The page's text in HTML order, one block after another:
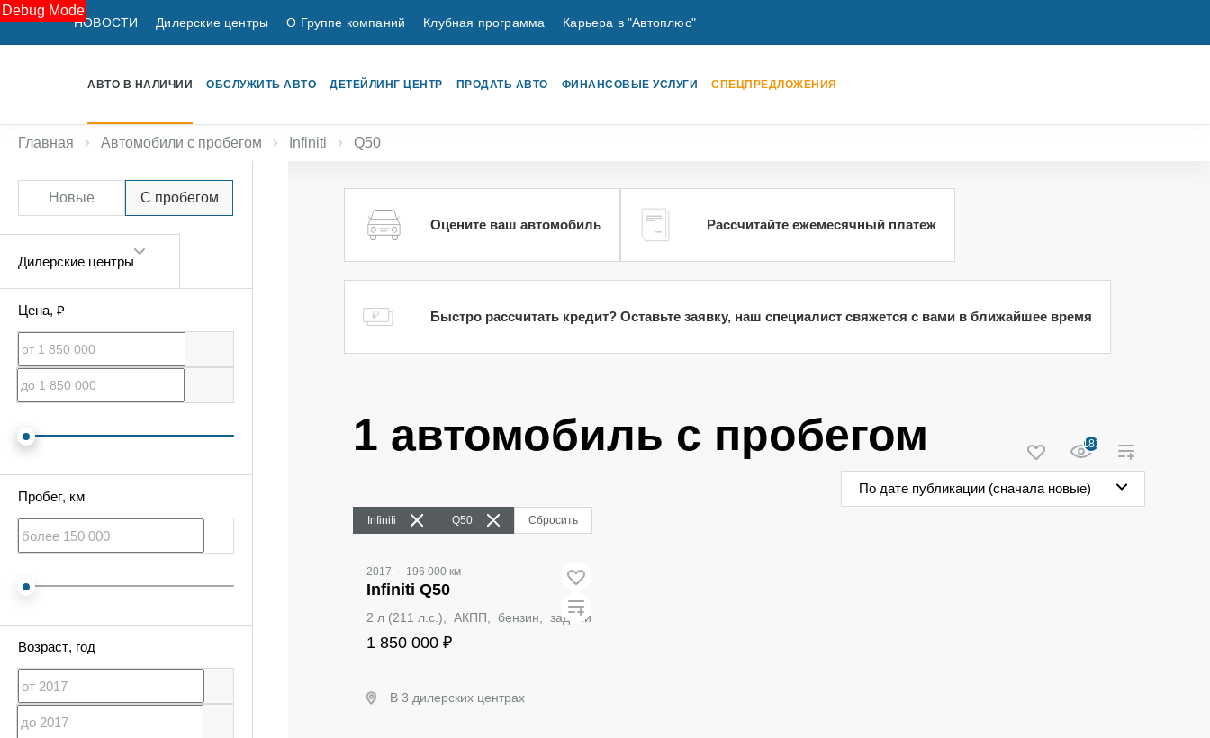
Debug Mode
НОВОСТИ Дилерские центры О Группе компаний Клубная программа Карьера в "Автоплюс"
АВТО В НАЛИЧИИ ОБСЛУЖИТЬ АВТО ДЕТЕЙЛИНГ ЦЕНТР ПРОДАТЬ АВТО ФИНАНСОВЫЕ УСЛУГИ СПЕЦПРЕДЛОЖЕНИЯ
Главная Автомобили с пробегом Infiniti Q50
Новые С пробегом
Дилерские центры
Цена, ₽
Пробег, км
Возраст, год
Оцените ваш автомобиль Рассчитайте ежемесячный платеж
Быстро рассчитать кредит? Оставьте заявку, наш специалист свяжется с вами в ближайшее время
1 автомобиль с пробегом 181
Infiniti Q50 Сбросить
По дате публикации (сначала новые)
2017 · 196 000 км
Infiniti Q50
2 л (211 л.с.), АКПП, бензин, задний
1 850 000 ₽
В 3 дилерских центрах